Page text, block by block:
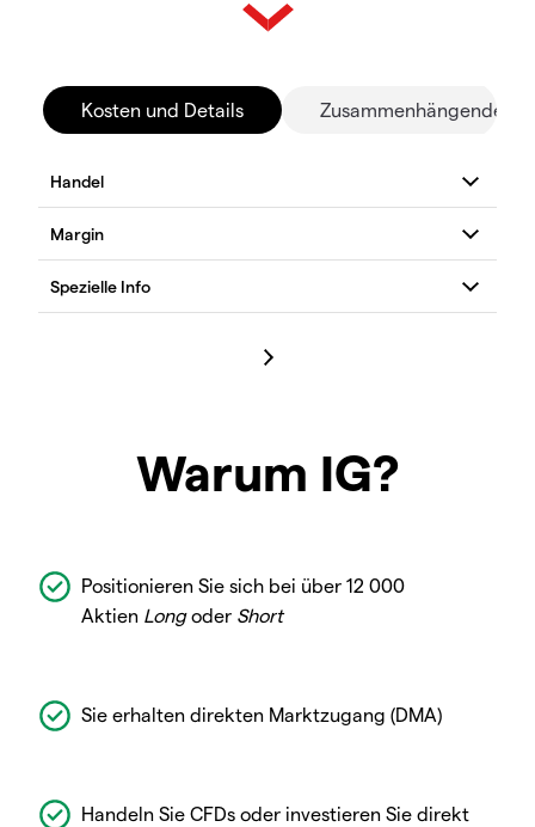
Kosten und Details Zusammenhängende
Warum IG?
Positionieren Sie sich bei über 12 000
Aktien Longoder Short
Sie erhalten direkten Marktzugang (DMA)
Handeln Sie CFDs oder investieren Sie direkt